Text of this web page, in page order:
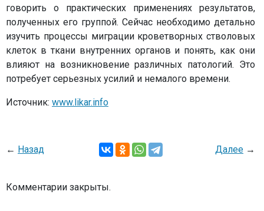
говорить о практических применениях результатов,
полученных его группой. Сейчас необходимо детально
изучить процессы миграции кроветворных стволовых
клеток в ткани внутренних органов и понять, как они
влияют на возникновение различных патологий. Это
потребует серьезных усилий и немалого времени.
Источник: www.likar.info
← Назад Далее →
Комментарии закрыты.